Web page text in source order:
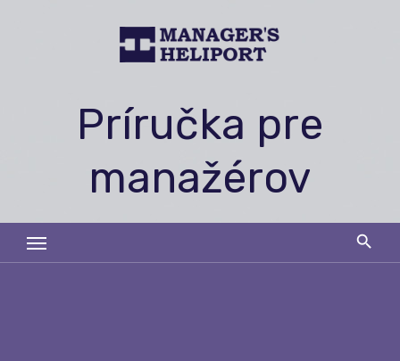
Príručka pre
manažérov